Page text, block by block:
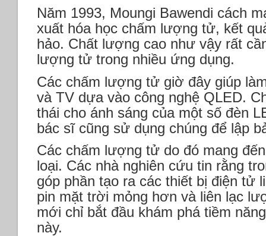
Năm 1993, Moungi Bawendi cách
xuất hóa học chấm lượng tử, kết
hảo. Chất lượng cao như vậy rất
lượng tử trong nhiều ứng dụng.
Các chấm lượng tử giờ đây giúp
và TV dựa vào công nghệ QLED.
thái cho ánh sáng của một số đèn
bác sĩ cũng sử dụng chúng để lập
Các chấm lượng tử do đó mang
loại. Các nhà nghiên cứu tin rằng
góp phần tạo ra các thiết bị điện tử
pin mặt trời mỏng hơn và liên lạc
mới chỉ bắt đầu khám phá tiềm
này.